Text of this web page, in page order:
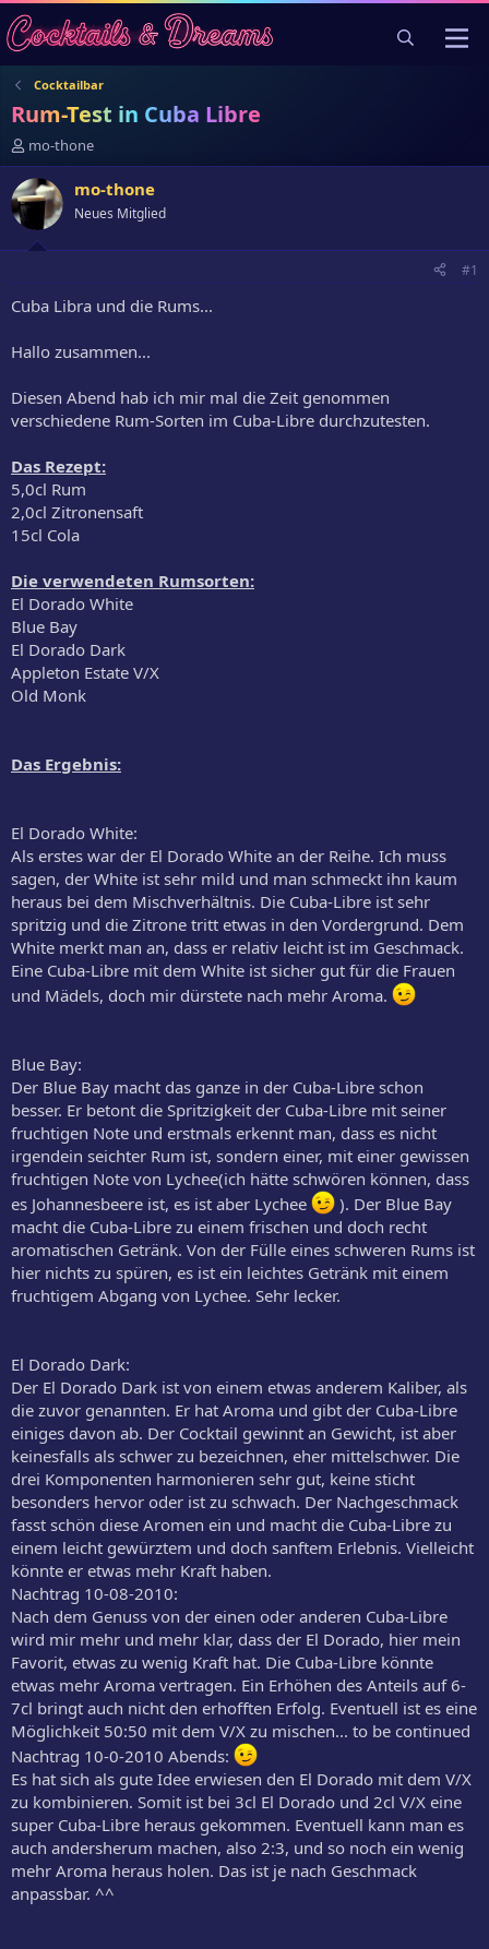
Cocktailbar
Rum-Test in Cuba Libre
E
r
s
t
r
mo-thone
mo-thone
Neues Mitglied
#1
Cuba Libra und die Rums...
Hallo zusammen...
Diesen Abend hab ich mir mal die Zeit genommen
verschiedene Rum-Sorten im Cuba-Libre durchzutesten.
Das Rezept:
5,0cl Rum
2,0cl Zitronensaft
15cl Cola
Die verwendeten Rumsorten:
El Dorado White
Blue Bay
El Dorado Dark
Appleton Estate V/X
Old Monk
Das Ergebnis:
El Dorado White:
Als erstes war der El Dorado White an der Reihe. Ich muss
sagen, der White ist sehr mild und man schmeckt ihn kaum
heraus bei dem Mischverhältnis. Die Cuba-Libre ist sehr
spritzig und die Zitrone tritt etwas in den Vordergrund. Dem
White merkt man an, dass er relativ leicht ist im Geschmack.
Eine Cuba-Libre mit dem White ist sicher gut für die Frauen
und Mädels, doch mir dürstete nach mehr Aroma.
Blue Bay:
Der Blue Bay macht das ganze in der Cuba-Libre schon
besser. Er betont die Spritzigkeit der Cuba-Libre mit seiner
fruchtigen Note und erstmals erkennt man, dass es nicht
irgendein seichter Rum ist, sondern einer, mit einer gewissen
fruchtigen Note von Lychee(ich hätte schwören können, dass
es Johannesbeere ist, es ist aber Lychee
). Der Blue Bay
macht die Cuba-Libre zu einem frischen und doch recht
aromatischen Getränk. Von der Fülle eines schweren Rums ist
hier nichts zu spüren, es ist ein leichtes Getränk mit einem
fruchtigem Abgang von Lychee. Sehr lecker.
El Dorado Dark:
Der El Dorado Dark ist von einem etwas anderem Kaliber, als
die zuvor genannten. Er hat Aroma und gibt der Cuba-Libre
einiges davon ab. Der Cocktail gewinnt an Gewicht, ist aber
keinesfalls als schwer zu bezeichnen, eher mittelschwer. Die
drei Komponenten harmonieren sehr gut, keine sticht
besonders hervor oder ist zu schwach. Der Nachgeschmack
fasst schön diese Aromen ein und macht die Cuba-Libre zu
einem leicht gewürztem und doch sanftem Erlebnis. Vielleicht
könnte er etwas mehr Kraft haben.
Nachtrag 10-08-2010:
Nach dem Genuss von der einen oder anderen Cuba-Libre
wird mir mehr und mehr klar, dass der El Dorado, hier mein
Favorit, etwas zu wenig Kraft hat. Die Cuba-Libre könnte
etwas mehr Aroma vertragen. Ein Erhöhen des Anteils auf 6-
7cl bringt auch nicht den erhofften Erfolg. Eventuell ist es eine
Möglichkeit 50:50 mit dem V/X zu mischen... to be continued
Nachtrag 10-0-2010 Abends:
Es hat sich als gute Idee erwiesen den El Dorado mit dem V/X
zu kombinieren. Somit ist bei 3cl El Dorado und 2cl V/X eine
super Cuba-Libre heraus gekommen. Eventuell kann man es
auch andersherum machen, also 2:3, und so noch ein wenig
mehr Aroma heraus holen. Das ist je nach Geschmack
anpassbar. ^^